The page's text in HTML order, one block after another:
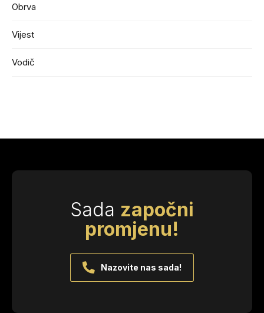
Obrva
Vijest
Vodič
Sada započni
promjenu!
Nazovite nas sada!